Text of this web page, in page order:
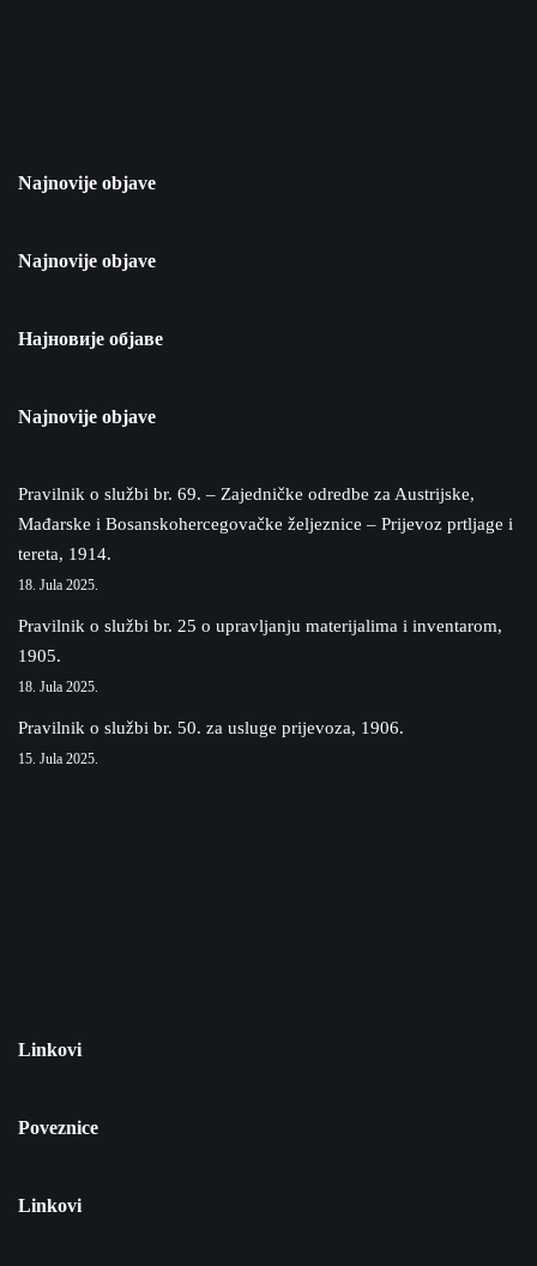
Najnovije objave
Najnovije objave
Најновије објаве
Najnovije objave
Pravilnik o službi br. 69. – Zajedničke odredbe za Austrijske,
Mađarske i Bosanskohercegovačke željeznice – Prijevoz prtljage i
tereta, 1914.
18. Jula 2025.
Pravilnik o službi br. 25 o upravljanju materijalima i inventarom,
1905.
18. Jula 2025.
Pravilnik o službi br. 50. za usluge prijevoza, 1906.
15. Jula 2025.
Linkovi
Poveznice
Linkovi